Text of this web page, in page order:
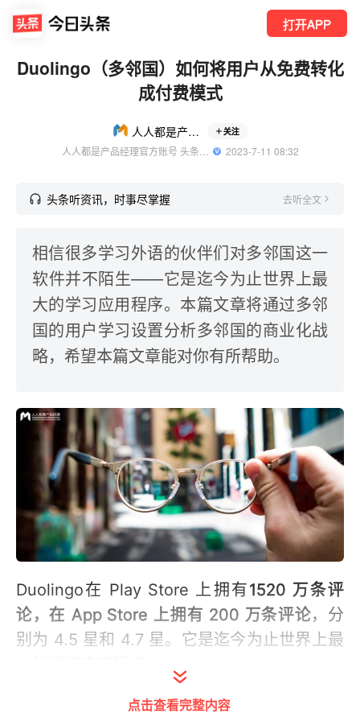
打开APP
Duolingo（多邻国）如何将用户从免费转化
成付费模式
人人都是产品经理 关注
  2023-7-11 08:32
头条听资讯，时事尽掌握 去听全文
相信很多学习外语的伙伴们对多邻国这一
软件并不陌生——它是迄今为止世界上最
大的学习应用程序。本篇文章将通过多邻
国的用户学习设置分析多邻国的商业化战
略，希望本篇文章能对你有所帮助。
Duolingo在 Play Store 上拥有1520 万条评
论，在 App Store 上拥有 200 万条评论，分
别为 4.5 星和 4.7 星。它是迄今为止世界上最
但其实在一开始是非常坎坷的，根据前首席产
点击查看完整内容